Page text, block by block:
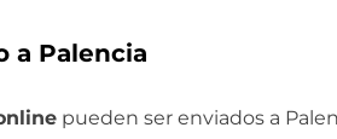
a Palencia
pueden ser enviados a